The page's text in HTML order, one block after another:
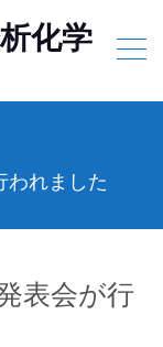
化学
われました
表会が行